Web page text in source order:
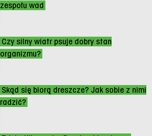
zespołu wad
Czy silny wiatr psuje dobry stan
organizmu?
Skąd się biorą dreszcze? Jak sobie z nimi
radzić?